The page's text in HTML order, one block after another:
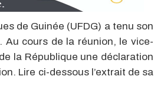
de Guinée (UFDG) a tenu son
Au cours de la réunion, le vice-
la République une déclaration
Lire ci-dessous l’extrait de sa